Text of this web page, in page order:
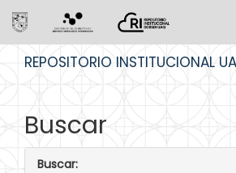
REPOSITORIO INSTITUCIONAL
Buscar
Buscar: